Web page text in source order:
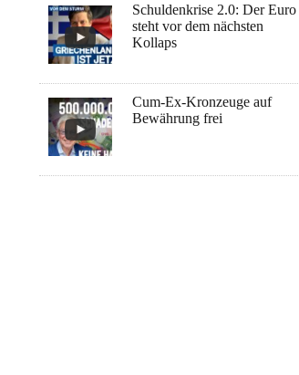
Schuldenkrise 2.0: Der Euro
steht vor dem nächsten
Kollaps
Cum-Ex-Kronzeuge auf
Bewährung frei